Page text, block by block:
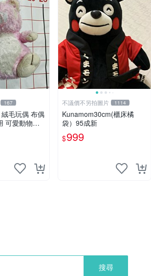
167
絨毛玩偶 布偶
可愛動物系
具 玩偶 粉紅
不議價不另拍圖片 1114
Kunamom30cm(櫃床橘
袋）95成新
$999
搜尋